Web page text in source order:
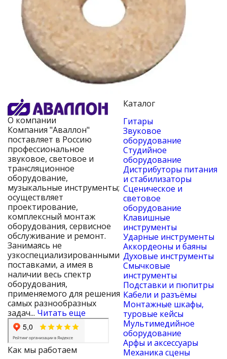
О компании
Компания "Аваллон"
поставляет в Россию
профессиональное
звуковое, световое и
трансляционное
оборудование,
музыкальные инструменты;
осуществляет
проектирование,
комплексный монтаж
оборудования, сервисное
обслуживание и ремонт.
Занимаясь не
узкоспециализированными
поставками, а имея в
наличии весь спектр
оборудования,
применяемого для решения
самых разнообразных
задач... Читать еще
Как мы работаем
Каталог
Гитары
Звуковое
оборудование
Студийное
оборудование
Дистрибуторы питания
и стабилизаторы
Сценическое и
световое
оборудование
Клавишные
инструменты
Ударные инструменты
Аккордеоны и баяны
Духовые инструменты
Смычковые
инструменты
Подставки и пюпитры
Кабели и разъёмы
Монтажные шкафы,
туровые кейсы
Мультимедийное
оборудование
Арфы и аксессуары
Механика сцены